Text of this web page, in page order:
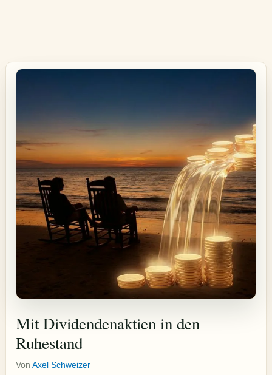
Mit Dividendenaktien in den
Ruhestand
Von Axel Schweizer